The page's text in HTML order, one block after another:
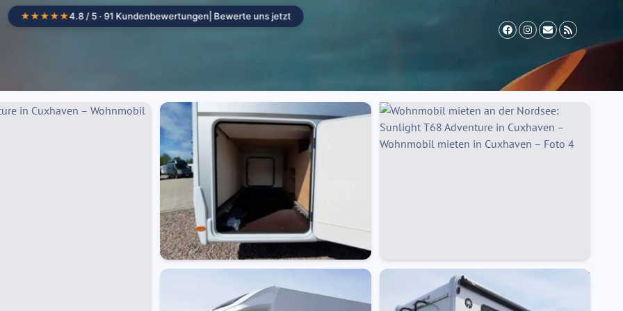
Vermieter werden FAQ
★★★★★4.8 / 5 · 91 Kundenbewertungen | Bewerte uns jetzt